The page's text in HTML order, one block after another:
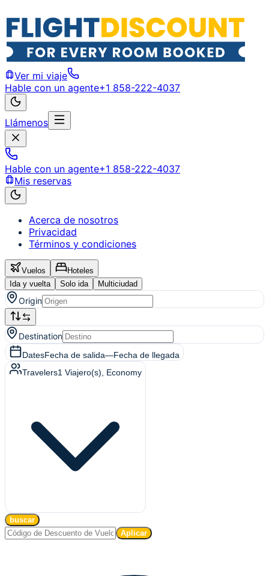
Ver mi viaje
Hable con un agente+1 858-222-4037
Llámenos
Hable con un agente+1 858-222-4037
Mis reservas
Acerca de nosotros
Privacidad
Términos y condiciones
Vuelos
Hoteles
Ida y vuelta
Solo ida Multiciudad
Origin
Destination
DatesFecha de salida—Fecha de llegada
Travelers1 Viajero(s) , Economy
buscar
Aplicar